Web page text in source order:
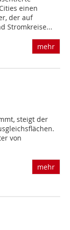
einen
der auf
Stromkreise...
mehr
steigt der
von
mehr